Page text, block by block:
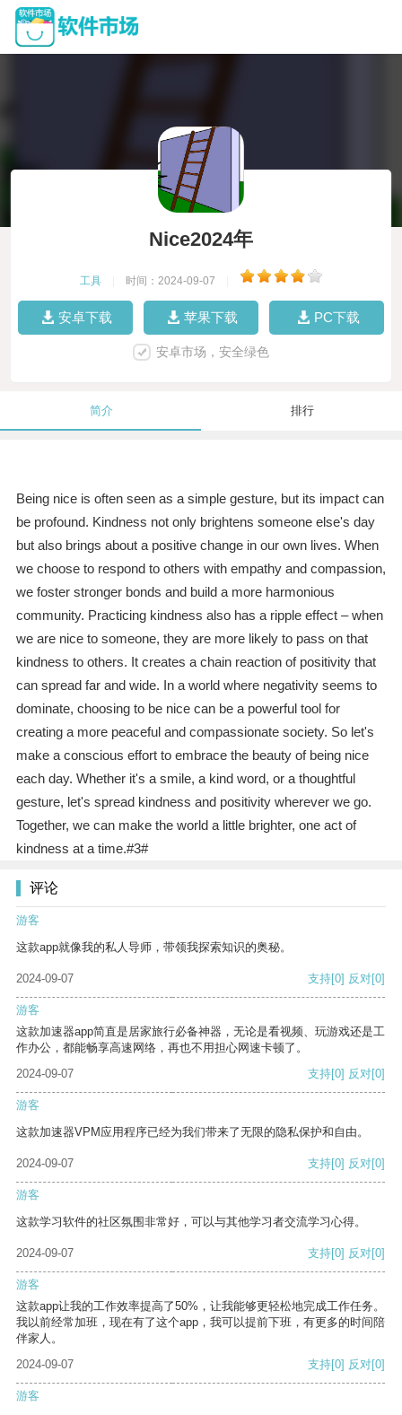
Nice2024年
工具 时间：2024-09-07
安卓下载 苹果下载 PC下载
安卓市场，安全绿色
简介 排行
Being nice is often seen as a simple gesture, but its impact can
be profound. Kindness not only brightens someone else's day
but also brings about a positive change in our own lives. When
we choose to respond to others with empathy and compassion,
we foster stronger bonds and build a more harmonious
community. Practicing kindness also has a ripple effect – when
we are nice to someone, they are more likely to pass on that
kindness to others. It creates a chain reaction of positivity that
can spread far and wide. In a world where negativity seems to
dominate, choosing to be nice can be a powerful tool for
creating a more peaceful and compassionate society. So let's
make a conscious effort to embrace the beauty of being nice
each day. Whether it's a smile, a kind word, or a thoughtful
gesture, let's spread kindness and positivity wherever we go.
Together, we can make the world a little brighter, one act of
kindness at a time.#3#
评论
游客
这款app就像我的私人导师，带领我探索知识的奥秘。
2024-09-07 支持[0] 反对[0]
游客
这款加速器app简直是居家旅行必备神器，无论是看视频、玩游戏还是工
作办公，都能畅享高速网络，再也不用担心网速卡顿了。
2024-09-07
支持[0] 反对[0]
游客
这款加速器VPM应用程序已经为我们带来了无限的隐私保护和自由。
2024-09-07 支持[0] 反对[0]
游客
这款学习软件的社区氛围非常好，可以与其他学习者交流学习心得。
2024-09-07 支持[0] 反对[0]
游客
这款app让我的工作效率提高了50%，让我能够更轻松地完成工作任务。
我以前经常加班，现在有了这个app，我可以提前下班，有更多的时间陪
伴家人。
2024-09-07
支持[0] 反对[0]
游客